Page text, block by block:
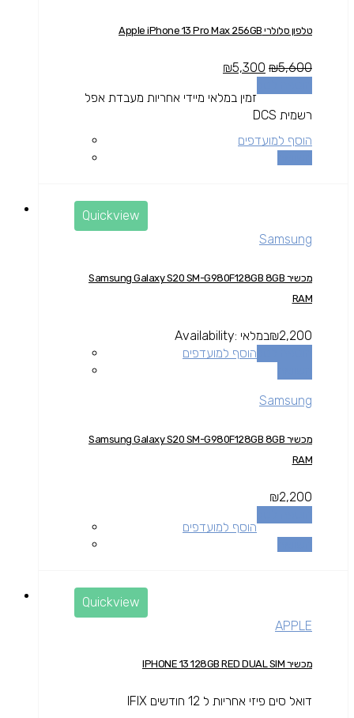
טלפון סלולרי Apple iPhone 13 Pro Max 256GB
₪5,600
₪5,300
זמין במלאי מיידי אחריות מעבדת אפל
רשמית DCS
הוסף למועדפים
Quickview
Samsung
מכשיר Samsung Galaxy S20 SM-G980F128GB 8GB
RAM
₪2,200
Availability: במלאי
הוסף למועדפים
Samsung
מכשיר Samsung Galaxy S20 SM-G980F128GB 8GB
RAM
₪2,200
הוסף למועדפים
Quickview
APPLE
מכשיר IPHONE 13 128GB RED DUAL SIM
דואל סים פיזי אחריות ל 12 חודשים IFIX